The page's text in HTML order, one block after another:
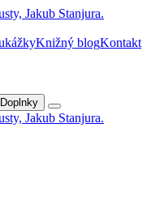
Knižný blogKontakt
Doplnky